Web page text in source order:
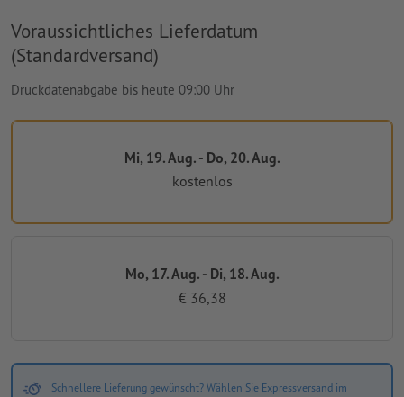
Voraussichtliches Lieferdatum
(Standardversand)
Druckdatenabgabe bis heute 09:00 Uhr
Mi, 19. Aug. - Do, 20. Aug.
kostenlos
Mo, 17. Aug. - Di, 18. Aug.
€ 36,38
Schnellere Lieferung gewünscht? Wählen Sie Expressversand im